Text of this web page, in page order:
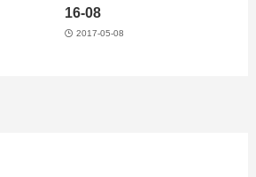
16-08
2017-05-08